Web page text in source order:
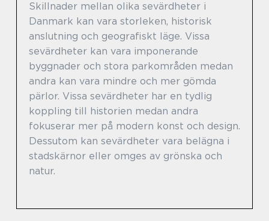
Skillnader mellan olika sevärdheter i
Danmark kan vara storleken, historisk
anslutning och geografiskt läge. Vissa
sevärdheter kan vara imponerande
byggnader och stora parkområden medan
andra kan vara mindre och mer gömda
pärlor. Vissa sevärdheter har en tydlig
koppling till historien medan andra
fokuserar mer på modern konst och design.
Dessutom kan sevärdheter vara belägna i
stadskärnor eller omges av grönska och
natur.